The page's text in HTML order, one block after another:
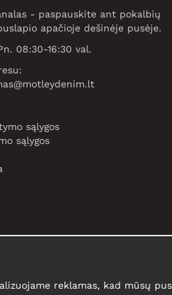
- paspauskite ant pokalbių
apačioje dešinėje pusėje.
08:30-16:30 val.
sąlygos
sąlygos
reklamas, kad mūsų